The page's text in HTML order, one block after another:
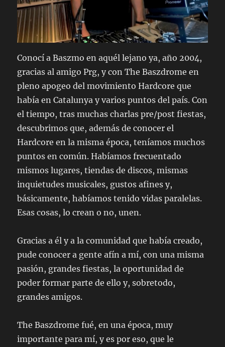
Conocí a Baszmo en aquél lejano ya, año 2004,
gracias al amigo Prg, y con The Baszdrome en
pleno apogeo del movimiento Hardcore que
había en Catalunya y varios puntos del país. Con
el tiempo, tras muchas charlas pre/post fiestas,
descubrimos que, además de conocer el
Hardcore en la misma época, teníamos muchos
puntos en común. Habíamos frecuentado
mismos lugares, tiendas de discos, mismas
inquietudes musicales, gustos afines y,
básicamente, habíamos tenido vidas paralelas.
Esas cosas, lo crean o no, unen.
Gracias a él y a la comunidad que había creado,
pude conocer a gente afín a mí, con una misma
pasión, grandes fiestas, la oportunidad de
poder formar parte de ello y, sobretodo,
grandes amigos.
The Baszdrome fué, en una época, muy
importante para mí, y es por eso, que le